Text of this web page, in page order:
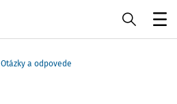
Otázky a odpovede